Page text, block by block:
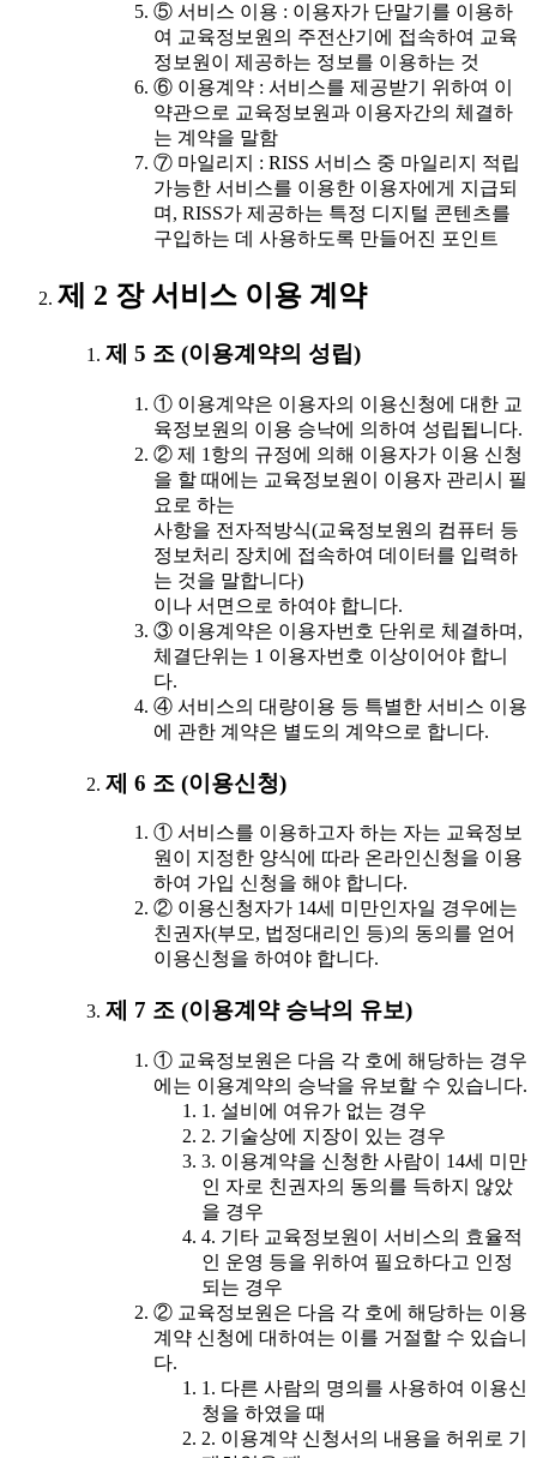
⑤ 서비스 이용 : 이용자가 단말기를 이용하
여 교육정보원의 주전산기에 접속하여 교육
정보원이 제공하는 정보를 이용하는 것
⑥ 이용계약 : 서비스를 제공받기 위하여 이
약관으로 교육정보원과 이용자간의 체결하
는 계약을 말함
⑦ 마일리지 : RISS 서비스 중 마일리지 적립
가능한 서비스를 이용한 이용자에게 지급되
며, RISS가 제공하는 특정 디지털 콘텐츠를
구입하는 데 사용하도록 만들어진 포인트
제 2 장 서비스 이용 계약
제 5 조 (이용계약의 성립)
① 이용계약은 이용자의 이용신청에 대한 교
육정보원의 이용 승낙에 의하여 성립됩니다.
② 제 1항의 규정에 의해 이용자가 이용 신청
을 할 때에는 교육정보원이 이용자 관리시 필
요로 하는
사항을 전자적방식(교육정보원의 컴퓨터 등
정보처리 장치에 접속하여 데이터를 입력하
는 것을 말합니다)
이나 서면으로 하여야 합니다.
③ 이용계약은 이용자번호 단위로 체결하며,
체결단위는 1 이용자번호 이상이어야 합니
다.
④ 서비스의 대량이용 등 특별한 서비스 이용
에 관한 계약은 별도의 계약으로 합니다.
제 6 조 (이용신청)
① 서비스를 이용하고자 하는 자는 교육정보
원이 지정한 양식에 따라 온라인신청을 이용
하여 가입 신청을 해야 합니다.
② 이용신청자가 14세 미만인자일 경우에는
친권자(부모, 법정대리인 등)의 동의를 얻어
이용신청을 하여야 합니다.
제 7 조 (이용계약 승낙의 유보)
① 교육정보원은 다음 각 호에 해당하는 경우
에는 이용계약의 승낙을 유보할 수 있습니다.
1. 설비에 여유가 없는 경우
2. 기술상에 지장이 있는 경우
3. 이용계약을 신청한 사람이 14세 미만
인 자로 친권자의 동의를 득하지 않았
을 경우
4. 기타 교육정보원이 서비스의 효율적
인 운영 등을 위하여 필요하다고 인정
되는 경우
② 교육정보원은 다음 각 호에 해당하는 이용
계약 신청에 대하여는 이를 거절할 수 있습니
다.
1. 다른 사람의 명의를 사용하여 이용신
청을 하였을 때
2. 이용계약 신청서의 내용을 허위로 기